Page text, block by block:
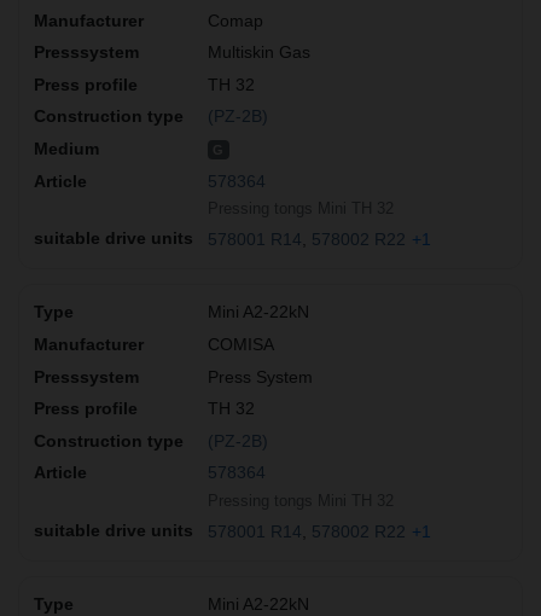
Comap
Multiskin Gas
TH 32
(PZ-2B)
578364
578001 R14 578002 R22 +1
Mini A2-22kN
COMISA
Press System
TH 32
(PZ-2B)
578364
578001 R14 578002 R22 +1
Mini A2-22kN